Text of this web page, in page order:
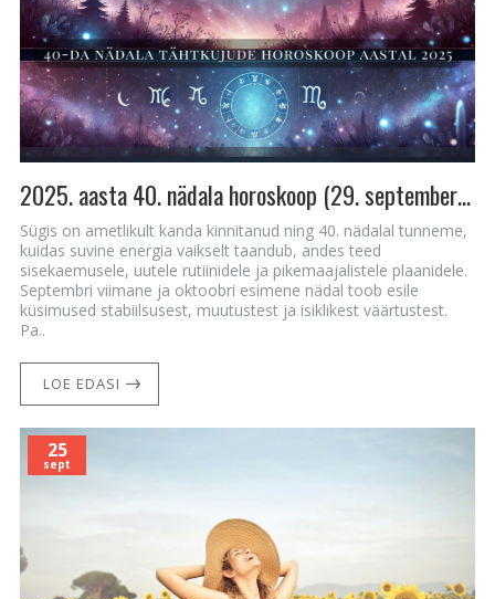
2025. aasta 40. nädala horoskoop (29. september – 5. oktoober)
Sügis on ametlikult kanda kinnitanud ning 40. nädalal tunneme,
kuidas suvine energia vaikselt taandub, andes teed
sisekaemusele, uutele rutiinidele ja pikemaajalistele plaanidele.
Septembri viimane ja oktoobri esimene nädal toob esile
küsimused stabiilsusest, muutustest ja isiklikest väärtustest.
Pa..
LOE EDASI
25
sept